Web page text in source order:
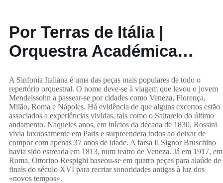
Por Terras de Itália |
Orquestra Académica
A Sinfonia Italiana é uma das peças mais populares de todo o
repertório orquestral. O nome deve-se à viagem que levou o jovem
Mendelssohn a passear-se por cidades como Veneza, Florença,
Milão, Roma e Nápoles. Há evidência de que alguns excertos estão
associados a experiências vividas, tais como o Saltarelo do último
andamento. Naqueles anos, em inícios da década de 1830, Rossini
vivia luxuosamente em Paris e surpreendera todos ao deixar de
compor com apenas 37 anos de idade. A farsa Il Signor Bruschino
havia sido estreada em 1813, num teatro de Veneza. Já em 1917, em
Roma, Ottorino Respighi baseou-se em quatro peças para alaúde de
finais do século XVI para recriar sonoridades antigas à luz dos
«novos tempos».